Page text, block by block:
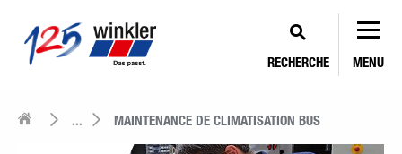
RECHERCHE MENU
... MAINTENANCE DE CLIMATISATION BUS